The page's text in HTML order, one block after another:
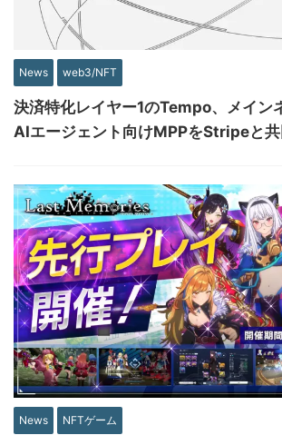
News web3/NFT
決済特化レイヤー1のTempo、メイン
AIエージェント向けMPPをStripeと共
News NFTゲーム